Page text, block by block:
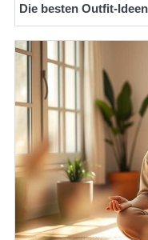
Die besten Outfit-